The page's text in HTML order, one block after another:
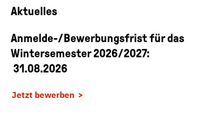
Aktuelles
Anmelde-/Bewerbungsfrist für das
Wintersemester 2026/2027:
31.08.2026
Jetzt bewerben